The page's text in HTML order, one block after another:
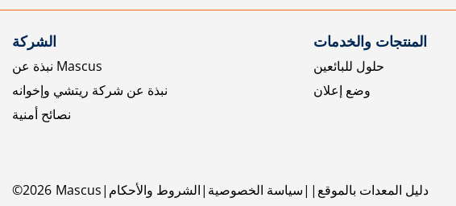
الشركة
نبذة عن Mascus
نبذة عن شركة ريتشي وإخوانه
نصائح أمنية
المنتجات والخدمات
حلول للبائعين
وضع إعلان
©2026 Mascus الشروط والأحكام سياسة الخصوصية دليل المعدات بالموقع